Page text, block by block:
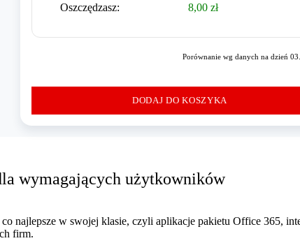
Oszczędzasz: 8,00 zł
Porównanie wg danych na dzień
DODAJ DO KOSZYKA
wymagających użytkowników
najlepsze w swojej klasie, czyli aplikacje pakietu Office 365,
firm.